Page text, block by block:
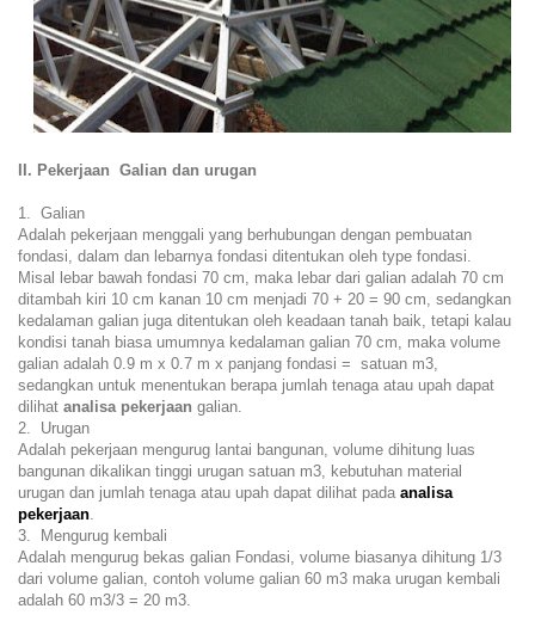
II. Pekerjaan Galian dan urugan
1. Galian
Adalah pekerjaan menggali yang berhubungan dengan pembuatan
fondasi, dalam dan lebarnya fondasi ditentukan oleh type fondasi.
Misal lebar bawah fondasi 70 cm, maka lebar dari galian adalah 70 cm
ditambah kiri 10 cm kanan 10 cm menjadi 70 + 20 = 90 cm, sedangkan
kedalaman galian juga ditentukan oleh keadaan tanah baik, tetapi kalau
kondisi tanah biasa umumnya kedalaman galian 70 cm, maka volume
galian adalah 0.9 m x 0.7 m x panjang fondasi = satuan m3,
sedangkan untuk menentukan berapa jumlah tenaga atau upah dapat
dilihat analisa pekerjaan galian.
2. Urugan
Adalah pekerjaan mengurug lantai bangunan, volume dihitung luas
bangunan dikalikan tinggi urugan satuan m3, kebutuhan material
urugan dan jumlah tenaga atau upah dapat dilihat pada analisa
pekerjaan.
3. Mengurug kembali
Adalah mengurug bekas galian Fondasi, volume biasanya dihitung 1/3
dari volume galian, contoh volume galian 60 m3 maka urugan kembali
adalah 60 m3/3 = 20 m3.